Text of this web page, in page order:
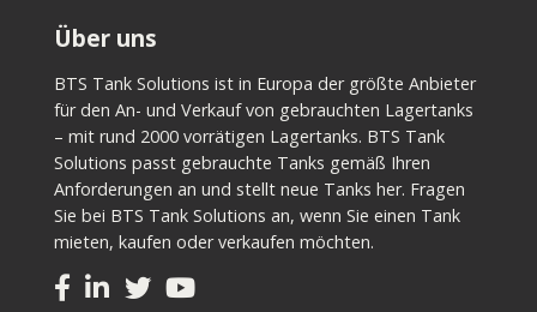
Über uns
BTS Tank Solutions ist in Europa der größte Anbieter
für den An- und Verkauf von gebrauchten Lagertanks
– mit rund 2000 vorrätigen Lagertanks. BTS Tank
Solutions passt gebrauchte Tanks gemäß Ihren
Anforderungen an und stellt neue Tanks her. Fragen
Sie bei BTS Tank Solutions an, wenn Sie einen Tank
mieten, kaufen oder verkaufen möchten.